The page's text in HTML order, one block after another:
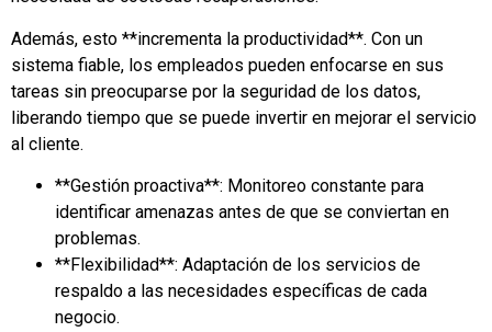
Además, esto **incrementa la productividad**. Con un
sistema fiable, los empleados pueden enfocarse en sus
tareas sin preocuparse por la seguridad de los datos,
liberando tiempo que se puede invertir en mejorar el servicio
al cliente.
**Gestión proactiva**: Monitoreo constante para
identificar amenazas antes de que se conviertan en
problemas.
**Flexibilidad**: Adaptación de los servicios de
respaldo a las necesidades específicas de cada
negocio.